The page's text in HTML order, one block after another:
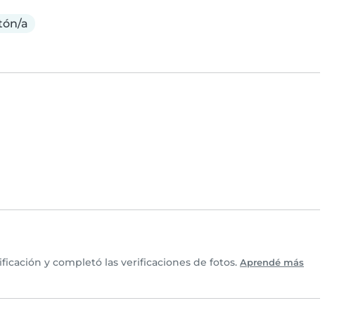
a
y completó las verificaciones de fotos. Aprendé más